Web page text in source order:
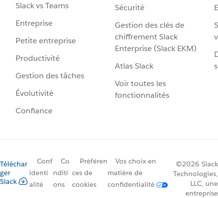
Slack vs Teams
Entreprise
Petite entreprise
Productivité
Gestion des tâches
Évolutivité
Confiance
Sécurité
Gestion des clés de
chiffrement Slack
Enterprise (Slack EKM)
Atlas Slack
Voir toutes les
fonctionnalités
Téléchar
ger
Slack
Conf
identi
alité
Co
nditi
ons
Préféren
ces de
cookies
Vos choix en
matière de
confidentialité
©2026 Slack
Technologies,
LLC, une
entreprise